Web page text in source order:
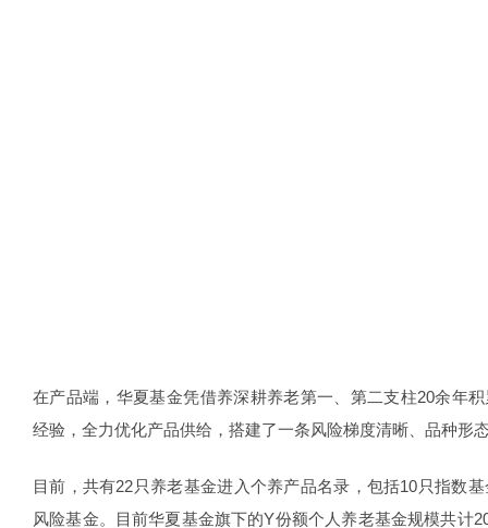
在产品端，华夏基金凭借养深耕养老第一、第二支柱20余年
经验，全力优化产品供给，搭建了一条风险梯度清晰、品种形
目前，共有22只养老基金进入个养产品名录，包括10只指数
风险基金。目前华夏基金旗下的Y份额个人养老基金规模共计